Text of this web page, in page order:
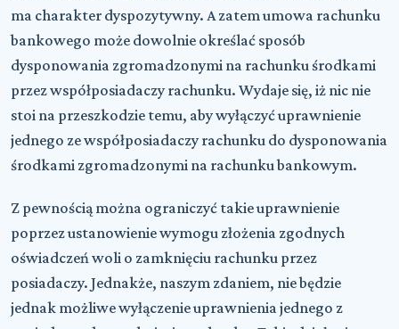
ma charakter dyspozytywny. A zatem umowa rachunku
bankowego może dowolnie określać sposób
dysponowania zgromadzonymi na rachunku środkami
przez współposiadaczy rachunku. Wydaje się, iż nic nie
stoi na przeszkodzie temu, aby wyłączyć uprawnienie
jednego ze współposiadaczy rachunku do dysponowania
środkami zgromadzonymi na rachunku bankowym.
Z pewnością można ograniczyć takie uprawnienie
poprzez ustanowienie wymogu złożenia zgodnych
oświadczeń woli o zamknięciu rachunku przez
posiadaczy. Jednakże, naszym zdaniem, nie będzie
jednak możliwe wyłączenie uprawnienia jednego z